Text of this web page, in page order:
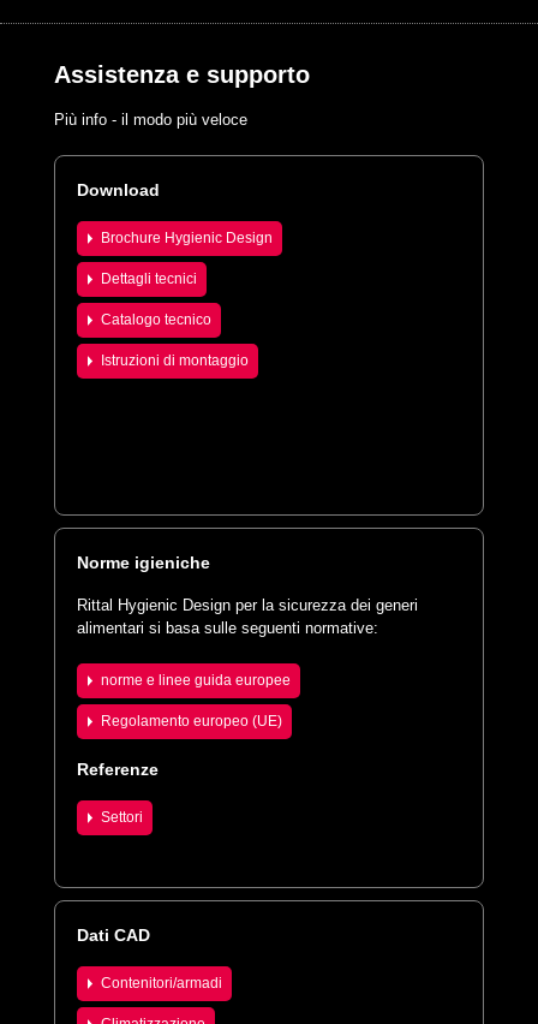
Assistenza e supporto
Più info - il modo più veloce
Download
Brochure Hygienic Design
Dettagli tecnici
Catalogo tecnico
Istruzioni di montaggio
Norme igieniche
Rittal Hygienic Design per la sicurezza dei generi
alimentari si basa sulle seguenti normative:
norme e linee guida europee
Regolamento europeo (UE)
Referenze
Settori
Dati CAD
Contenitori/armadi